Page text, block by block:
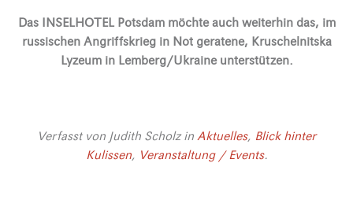
Das INSELHOTEL Potsdam möchte auch weiterhin das, im
russischen Angriffskrieg in Not geratene, Kruschelnitska
Lyzeum in Lemberg/Ukraine unterstützen.
Verfasst von Judith Scholzin Aktuelles, Blick hinter
Kulissen, Veranstaltung / Events.